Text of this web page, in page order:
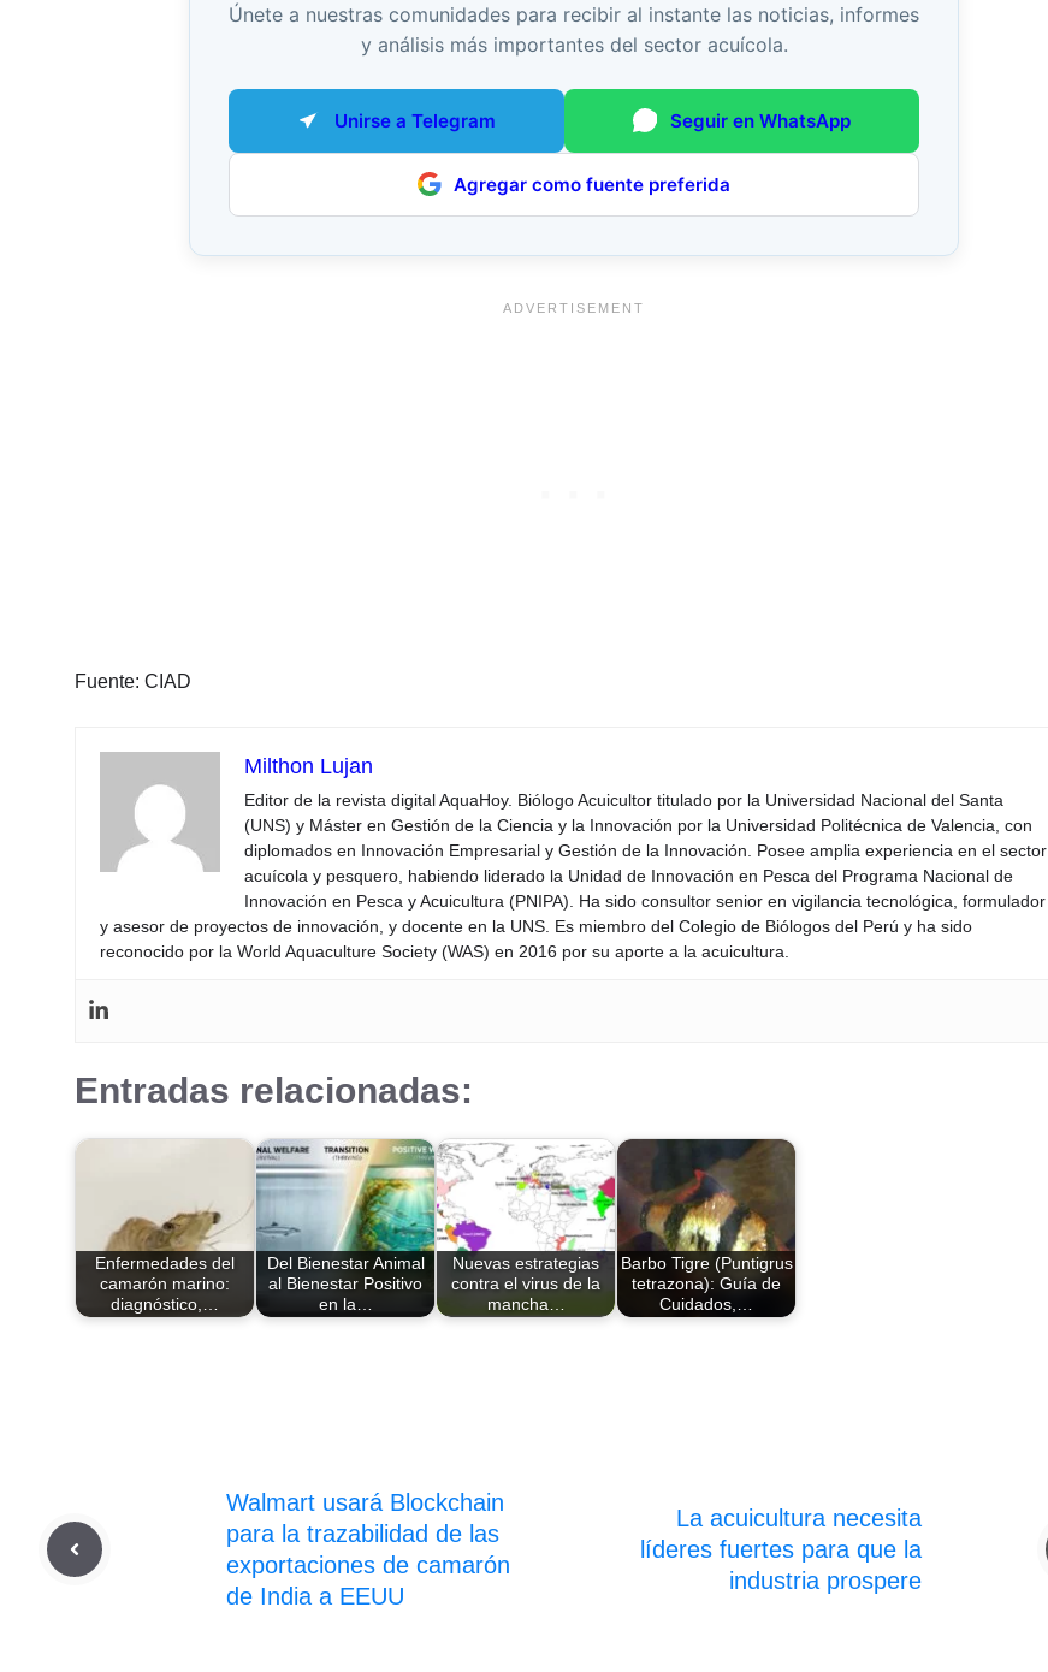
Únete a nuestras comunidades para recibir al instante las noticias, informes
y análisis más importantes del sector acuícola.
Unirse a Telegram Seguir en WhatsApp
Agregar como fuente preferida
Fuente: CIAD
Milthon Lujan
Editor de la revista digital AquaHoy. Biólogo Acuicultor titulado por la Universidad Nacional del Santa
(UNS) y Máster en Gestión de la Ciencia y la Innovación por la Universidad Politécnica de Valencia, con
diplomados en Innovación Empresarial y Gestión de la Innovación. Posee amplia experiencia en el sector
acuícola y pesquero, habiendo liderado la Unidad de Innovación en Pesca del Programa Nacional de
Innovación en Pesca y Acuicultura (PNIPA). Ha sido consultor senior en vigilancia tecnológica, formulador
y asesor de proyectos de innovación, y docente en la UNS. Es miembro del Colegio de Biólogos del Perú y ha sido
reconocido por la World Aquaculture Society (WAS) en 2016 por su aporte a la acuicultura.
Entradas relacionadas:
Enfermedades del
camarón marino:
diagnóstico,…
Del Bienestar Animal
al Bienestar Positivo
en la…
Nuevas estrategias
contra el virus de la
mancha…
Barbo Tigre (Puntigrus
tetrazona): Guía de
Cuidados,…
Walmart usará Blockchain
para la trazabilidad de las
exportaciones de camarón
de India a EEUU
La acuicultura necesita
líderes fuertes para que la
industria prospere